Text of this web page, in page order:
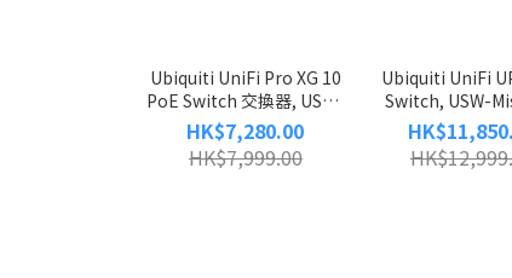
Ubiquiti UniFi Pro XG 10
PoE Switch 交換器, USW-
Pro-XG-10-PoE｜弦年香
港行貨保養｜全店免信用卡
手續費
HK$7,280.00
HK$7,999.00
Ubiquiti UniFi
Switch, USW-
Critical (120W)｜
保養（全店免信
費）